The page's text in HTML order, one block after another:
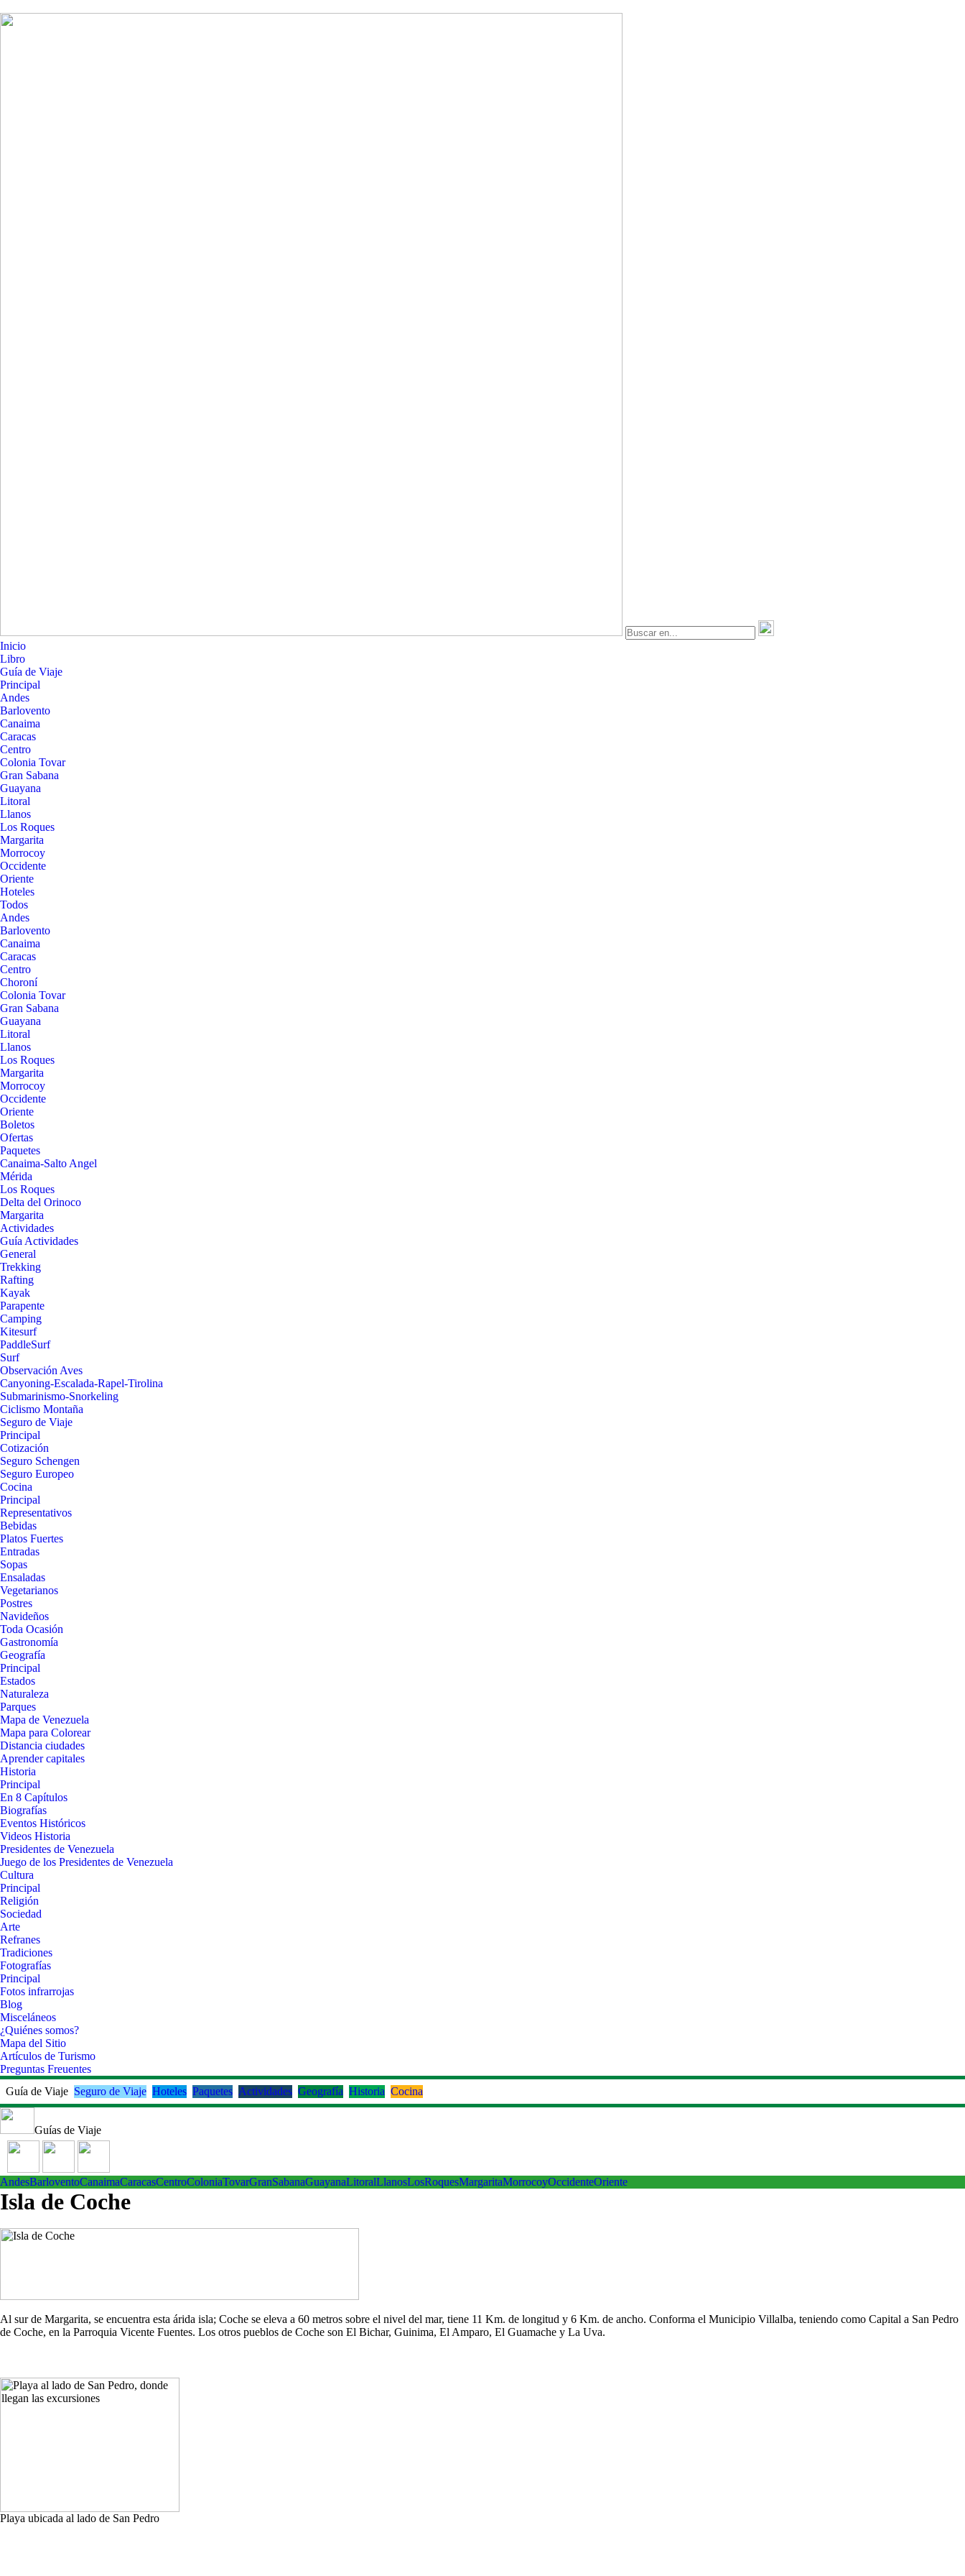
Inicio
Libro
Guía de Viaje
Principal
Andes
Barlovento
Canaima
Caracas
Centro
Colonia Tovar
Gran Sabana
Guayana
Litoral
Llanos
Los Roques
Margarita
Morrocoy
Occidente
Oriente
Hoteles
Todos
Andes
Barlovento
Canaima
Caracas
Centro
Choroní
Colonia Tovar
Gran Sabana
Guayana
Litoral
Llanos
Los Roques
Margarita
Morrocoy
Occidente
Oriente
Boletos
Ofertas
Paquetes
Canaima-Salto Angel
Mérida
Los Roques
Delta del Orinoco
Margarita
Actividades
Guía Actividades
General
Trekking
Rafting
Kayak
Parapente
Camping
Kitesurf
PaddleSurf
Surf
Observación Aves
Canyoning-Escalada-Rapel-Tirolina
Submarinismo-Snorkeling
Ciclismo Montaña
Seguro de Viaje
Principal
Cotización
Seguro Schengen
Seguro Europeo
Cocina
Principal
Representativos
Bebidas
Platos Fuertes
Entradas
Sopas
Ensaladas
Vegetarianos
Postres
Navideños
Toda Ocasión
Gastronomía
Geografía
Principal
Estados
Naturaleza
Parques
Mapa de Venezuela
Mapa para Colorear
Distancia ciudades
Aprender capitales
Historia
Principal
En 8 Capítulos
Biografías
Eventos Históricos
Videos Historia
Presidentes de Venezuela
Juego de los Presidentes de Venezuela
Cultura
Principal
Religión
Sociedad
Arte
Refranes
Tradiciones
Fotografías
Principal
Fotos infrarrojas
Blog
Misceláneos
¿Quiénes somos?
Mapa del Sitio
Artículos de Turismo
Preguntas Freuentes
Guía de Viaje Seguro de Viaje Hoteles Paquetes Actividades Geografía Historia Cocina
Guías de Viaje
AndesBarloventoCanaimaCaracasCentroColoniaTovarGranSabanaGuayanaLitoralLlanosLosRoquesMargaritaMorrocoyOccidenteOriente
Isla de Coche
Al sur de Margarita, se encuentra esta árida isla; Coche se eleva a 60 metros sobre el nivel del mar, tiene 11 Km. de longitud y 6 Km. de ancho. Conforma el Municipio Villalba, teniendo como Capital a San Pedro
de Coche, en la Parroquia Vicente Fuentes. Los otros pueblos de Coche son El Bichar, Guinima, El Amparo, El Guamache y La Uva.
Playa ubicada al lado de San Pedro